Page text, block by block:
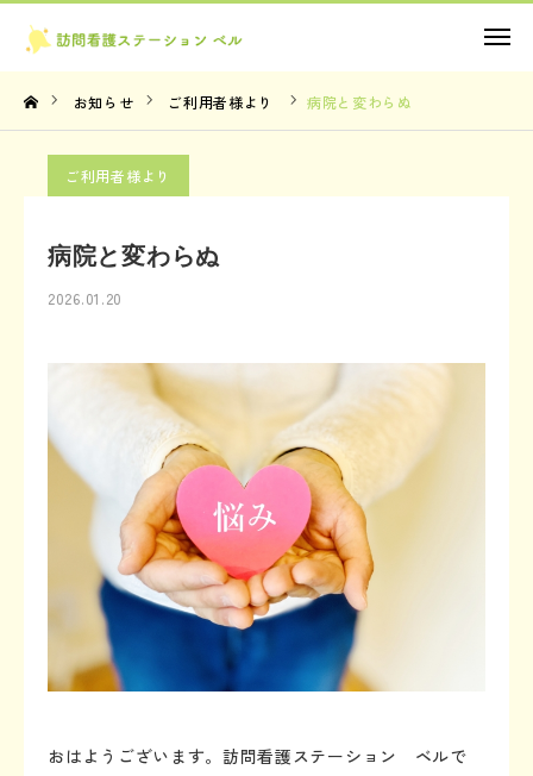
お知らせ ご利用者様より 病院と変わらぬ
ご利用者様より
病院と変わらぬ
2026.01.20
おはようございます。訪問看護ステーション ベルで
お問い合わせ
TOP
お問い合わせ